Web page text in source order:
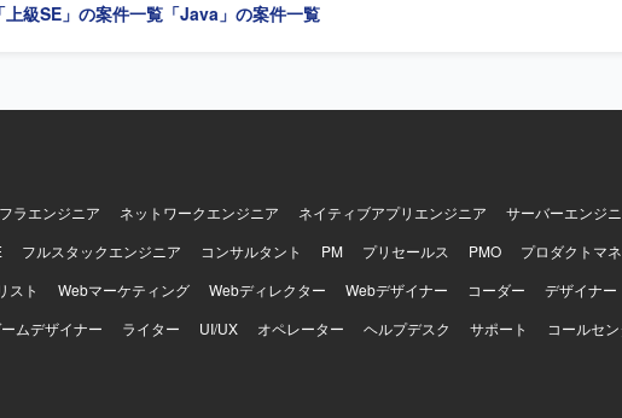
深めながら、上流工程のスキルを高めていただけます。 【開発環境】 Webシステム開発を前提
「上級SE」の案件一覧 「Java」の案件一覧
ラエンジニア ネットワークエンジニア ネイティブアプリエンジニア
サーバーエンジ
フルスタックエンジニア コンサルタント PM プリセールス PMO
プロダクトマ
スト Webマーケティング Webディレクター Webデザイナー コーダー
デザイナー
ムデザイナー ライター UI/UX オペレーター ヘルプデスク サポート コールセ